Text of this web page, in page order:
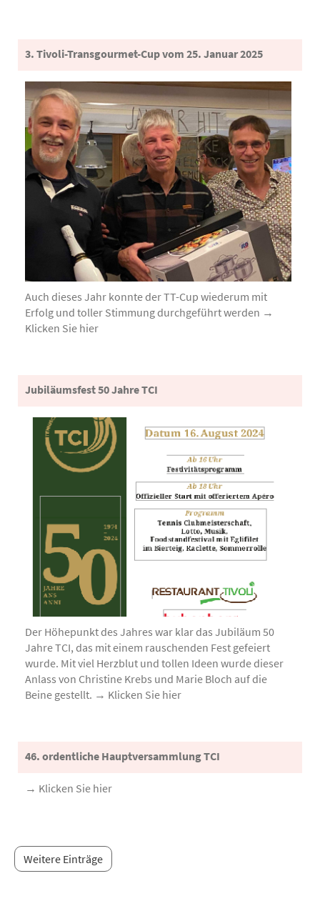
3. Tivoli-Transgourmet-Cup vom 25. Januar 2025
Auch dieses Jahr konnte der TT-Cup wiederum mit
Erfolg und toller Stimmung durchgeführt werden →
Klicken Sie hier
Jubiläumsfest 50 Jahre TCI
Der Höhepunkt des Jahres war klar das Jubiläum 50
Jahre TCI, das mit einem rauschenden Fest gefeiert
wurde. Mit viel Herzblut und tollen Ideen wurde dieser
Anlass von Christine Krebs und Marie Bloch auf die
Beine gestellt. → Klicken Sie hier
46. ordentliche Hauptversammlung TCI
→ Klicken Sie hier
Weitere Einträge